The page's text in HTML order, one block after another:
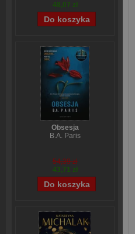
48,07 zł
Obsesja
B.A. Paris
54,39 zł
43,71 zł